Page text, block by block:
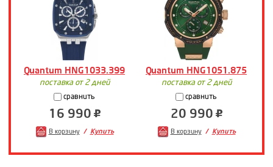
Quantum HNG1033.399 Quantum HNG1051.875
поставка от 2 дней
сравнить
16 990
В корзину Купить
поставка от 2 дней
сравнить
20 990
В корзину Купить